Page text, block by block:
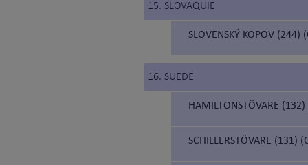
15. SLOVAQUIE
SLOVENSKÝ KOPOV (244)
16. SUEDE
HAMILTONSTÖVARE
SCHILLERSTÖVARE (131)